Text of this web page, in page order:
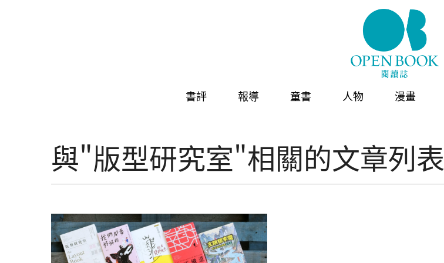
書評 報導 童書 人物 漫畫
與"版型研究室"相關的文章列表